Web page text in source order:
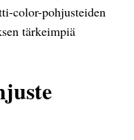
color-pohjusteiden
tärkeimpiä